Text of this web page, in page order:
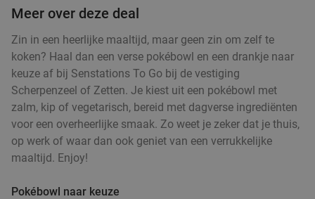
(Vega)burger + friet met mayonaise + salade
in hartje Arnhem
Vandaag Wo Do Vr
Za
IVEAU Burgers & Wijnbar
9.0
Arnhem 20 min.directions_car
Verkocht: 419 Regulier €24 ,95
3-gangen keuzediner in hartje Arnhem
Meer over deze deal
Zin in een heerlijke maaltijd, maar geen zin om zelf te
koken? Haal dan een verse pokébowl en een drankje naar
keuze af bij Senstations To Go bij de vestiging
Scherpenzeel of Zetten. Je kiest uit een pokébowl met
zalm, kip of vegetarisch, bereid met dagverse ingrediënten
voor een overheerlijke smaak. Zo weet je zeker dat je thuis,
op werk of waar dan ook geniet van een verrukkelijke
maaltijd. Enjoy!
Pokébowl naar keuze